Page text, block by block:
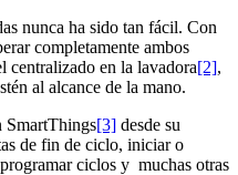
nunca ha sido tan fácil. Con
completamente ambos
centralizado en la lavadora[2],
al alcance de la mano.
SmartThings[3] desde su
de fin de ciclo, iniciar o
ciclos y muchas otras